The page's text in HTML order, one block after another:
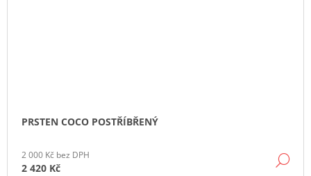
PRSTEN COCO POSTŘÍBŘENÝ
2 000 Kč bez DPH
2 420 Kč